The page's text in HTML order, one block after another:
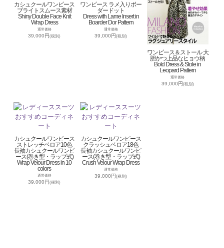
カシュクールワンピース
ブライトスムース素材
Shiny Double Face Knit
Wrap Dress
通常価格
39,000円(税別)
ワンピース ラメ入りボー
ダードット
Dress with Lame Insert in
Boarder Dor Pattern
通常価格
39,000円(税別)
ワンピース＆ストール 大
胆かつ上品なヒョウ柄
Bold Dress & Stole in
Leopard Pattern
通常価格
39,000円(税別)
カシュクールワンピース
ストレッチベロア10色
長袖カシュクールワンピ
ース(巻き型・ラップ式)
Wrap Velour Dress in 10
colors
通常価格
39,000円(税別)
カシュクールワンピース
クラッシュベロア18色
長袖カシュクールワンピ
ース(巻き型・ラップ式)
Crush Velour Wrap Dress
通常価格
39,000円(税別)